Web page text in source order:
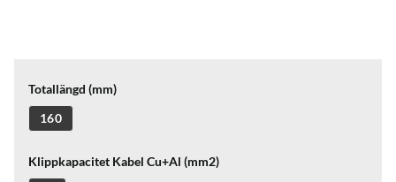
Totallängd (mm)
160
Klippkapacitet Kabel Cu+Al (mm2)